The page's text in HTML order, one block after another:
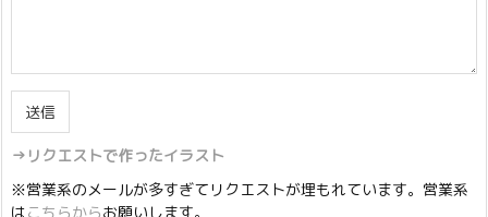
→リクエストで作ったイラスト
※営業系のメールが多すぎてリクエストが埋もれています。営業系
はこちらからお願いします。